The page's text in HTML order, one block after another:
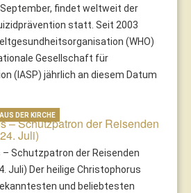
September, findet weltweit der
statt. Seit 2003
(WHO)
Gesellschaft für
(IASP) jährlich an diesem Datum
– Schutzpatron der Reisenden
Juli)
Schutzpatron der Reisenden
Juli) Der heilige Christophorus
und beliebtesten
DER KIRCHE